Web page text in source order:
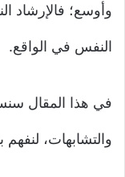
وأوسع؛ فالإرشاد
النفس في الواقع.
في هذا المقال
والتشابهات،